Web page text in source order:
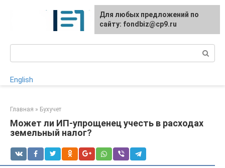
English
Главная » Бухучет
Может ли ИП-упрощенец учесть в расходах
земельный налог?
Для любых предложений по
сайту: fondbiz@cp9.ru